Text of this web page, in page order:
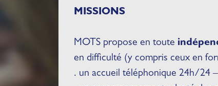
MISSIONS
MOTS propose en toute
en difficulté (y compris ceux en
. un accueil téléphonique 24h/24